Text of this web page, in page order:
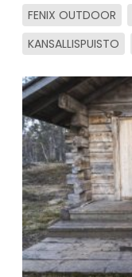
FENIX OUTDOOR
KANSALLISPUISTO